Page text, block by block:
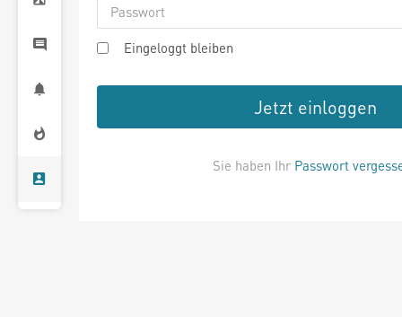
Eingeloggt bleiben
Jetzt einloggen
Sie haben Ihr Passwort